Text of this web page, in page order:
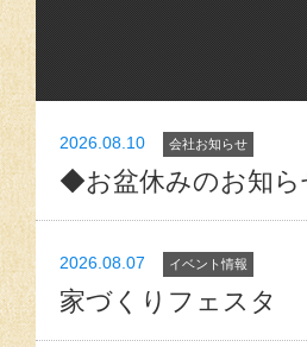
2026.08.10 会社お知らせ
◆お盆休みのお知
2026.08.07 イベント情報
家づくりフェス